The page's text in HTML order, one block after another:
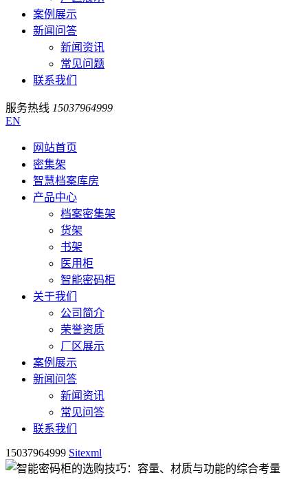
案例展示
新闻问答
新闻资讯
常见问题
联系我们
服务热线 15037964999
EN
网站首页
密集架
智慧档案库房
产品中心
档案密集架
货架
书架
医用柜
智能密码柜
关于我们
公司简介
荣誉资质
厂区展示
案例展示
新闻问答
新闻资讯
常见问答
联系我们
15037964999 Sitexml